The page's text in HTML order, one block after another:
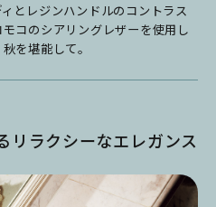
とレジンハンドルのコントラス
コのシアリングレザーを使用し
を堪能して。
リラクシーなエレガンス